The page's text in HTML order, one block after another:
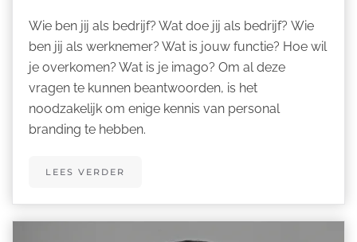
Wie ben jij als bedrijf? Wat doe jij als bedrijf? Wie
ben jij als werknemer? Wat is jouw functie? Hoe wil
je overkomen? Wat is je imago? Om al deze
vragen te kunnen beantwoorden, is het
noodzakelijk om enige kennis van personal
branding te hebben.
LEES VERDER